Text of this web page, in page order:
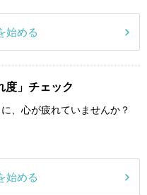
始める
度」チェック
、心が疲れていませんか？
始める